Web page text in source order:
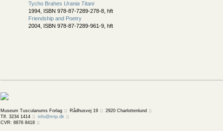
Tycho Brahes Urania Titani
1994, ISBN 978-87-7289-278-8, hft
Friendship and Poetry
2004, ISBN 978-87-7289-961-9, hft
Museum Tusculanums Forlag Rådhusvej 19
2920 Charlottenlund
Tlf. 3234 1414
info@mtp.dk
CVR: 8876 8418